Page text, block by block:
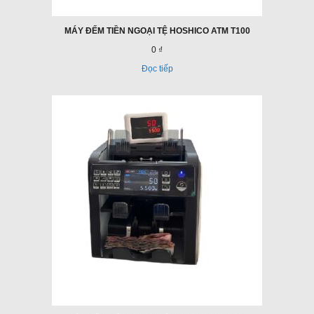
MÁY ĐẾM TIỀN NGOẠI TỆ HOSHICO ATM T100
0 ₫
Đọc tiếp